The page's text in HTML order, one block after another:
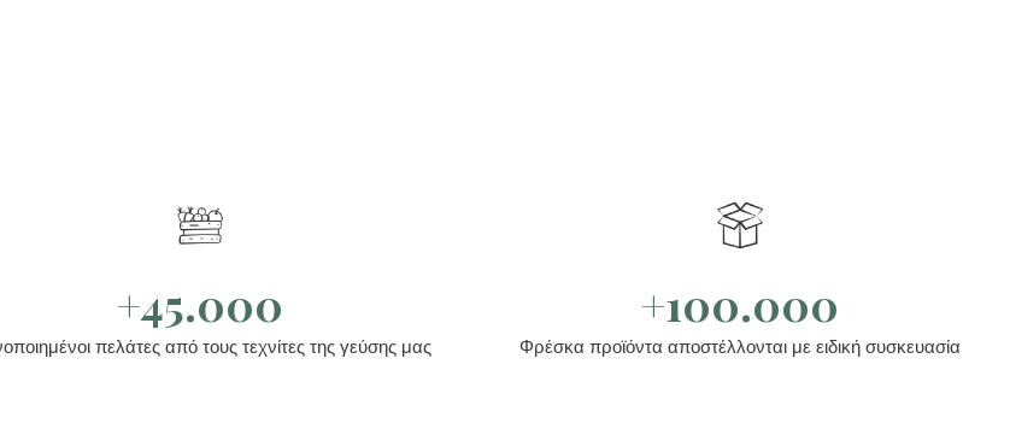
+45.000
πελάτες από τους τεχνίτες της γεύσης μας
+100.000
Φρέσκα προϊόντα αποστέλλονται με ειδική συσκευασία